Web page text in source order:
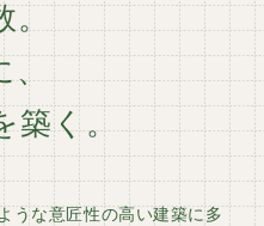
、
築く。
うな意匠性の高い建築に多